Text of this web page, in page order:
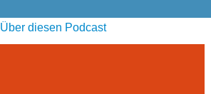
Über diesen Podcast